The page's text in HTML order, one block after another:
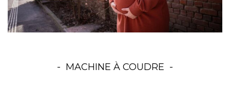
MACHINE À COUDRE